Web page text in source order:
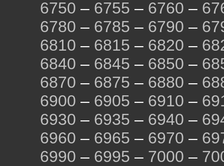
6750 – 6755 – 6760 –
6780 – 6785 – 6790 –
6810 – 6815 – 6820 –
6840 – 6845 – 6850 –
6870 – 6875 – 6880 –
6900 – 6905 – 6910 –
6930 – 6935 – 6940 –
6960 – 6965 – 6970 –
6990 – 6995 – 7000 –